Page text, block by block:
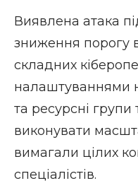
Виявлена атака
зниження порогу
складних
налаштуваннями
та ресурсні
виконувати
вимагали цілих
спеціалістів.